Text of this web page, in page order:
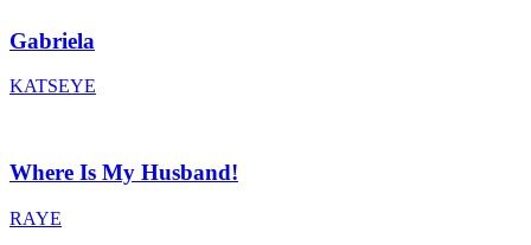
Gabriela
KATSEYE
Where Is My Husband!
RAYE